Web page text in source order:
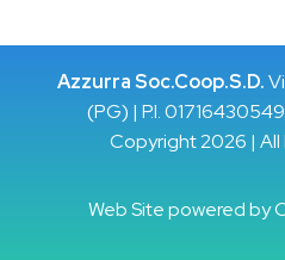
Azzurra Soc.Coop.S.D.
(PG) | P.I.
Copyright 2026 | All
Web Site powered by